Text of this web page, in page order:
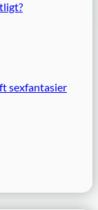
sexfantasier